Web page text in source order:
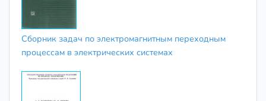
Сборник задач по электромагнитным переходным
процессам в электрических системах